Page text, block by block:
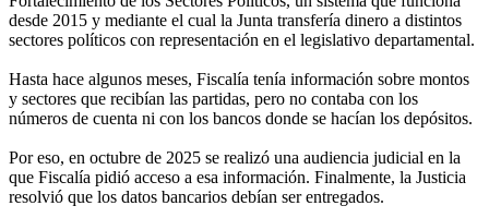
desde 2015 y mediante el cual la Junta transfería dinero a distintos
sectores políticos con representación en el legislativo departamental.
Hasta hace algunos meses, Fiscalía tenía información sobre montos
y sectores que recibían las partidas, pero no contaba con los
números de cuenta ni con los bancos donde se hacían los depósitos.
Por eso, en octubre de 2025 se realizó una audiencia judicial en la
que Fiscalía pidió acceso a esa información. Finalmente, la Justicia
resolvió que los datos bancarios debían ser entregados.